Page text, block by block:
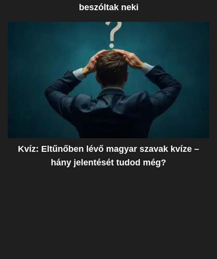
beszóltak neki
Kvíz: Eltűnőben lévő magyar szavak kvíze –
hány jelentését tudod még?